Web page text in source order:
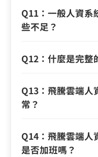
Q11：一般人資系
些不足？
Q12：什麼是完整
Q13：飛騰雲端人
常？
Q14：飛騰雲端人
是否加班嗎？